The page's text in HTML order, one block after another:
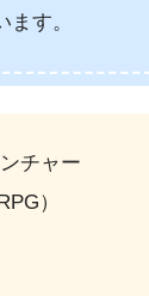
す。
チャー
）